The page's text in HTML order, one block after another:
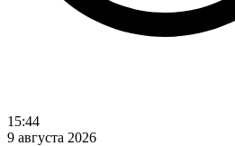
15:44
9 августа 2026